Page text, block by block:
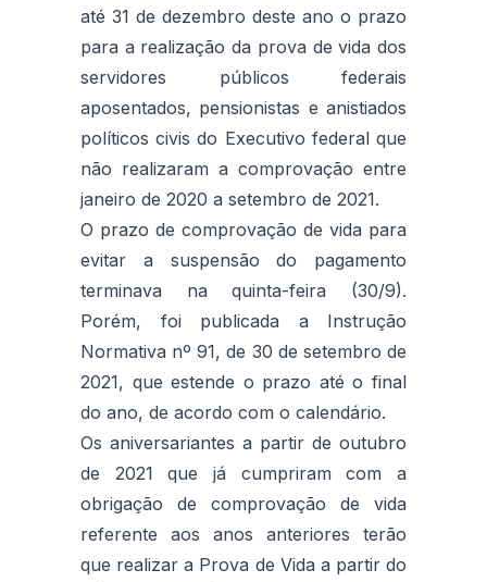
até 31 de dezembro deste ano o prazo
para a realização da prova de vida dos
servidores públicos federais
aposentados, pensionistas e anistiados
políticos civis do Executivo federal que
não realizaram a comprovação entre
janeiro de 2020 a setembro de 2021.
O prazo de comprovação de vida para
evitar a suspensão do pagamento
terminava na quinta-feira (30/9).
Porém, foi publicada a Instrução
Normativa nº 91, de 30 de setembro de
2021, que estende o prazo até o final
do ano, de acordo com o calendário.
Os aniversariantes a partir de outubro
de 2021 que já cumpriram com a
obrigação de comprovação de vida
referente aos anos anteriores terão
que realizar a Prova de Vida a partir do